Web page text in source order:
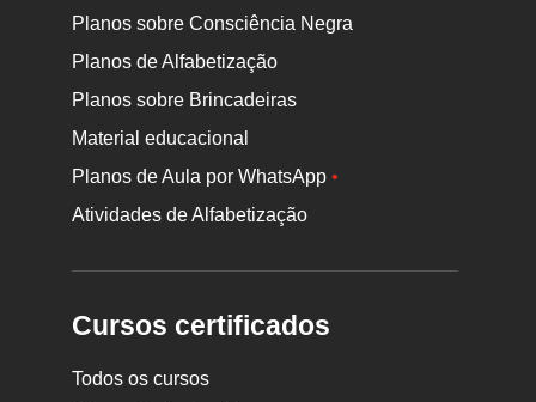
Planos sobre Consciência Negra
Planos de Alfabetização
Planos sobre Brincadeiras
Material educacional
Planos de Aula por WhatsApp•
Atividades de Alfabetização
Cursos certificados
Todos os cursos